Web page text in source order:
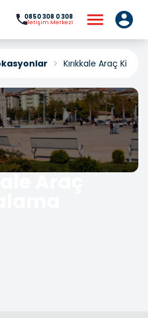
0850 308 0 308
İletişim Merkezi
Kırıkkale Araç
Araç